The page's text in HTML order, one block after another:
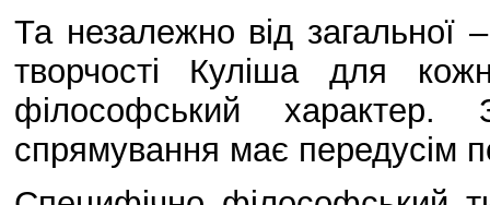
Та незалежно від загальної
творчості Куліша для
філософський характер.
спрямування має передусім